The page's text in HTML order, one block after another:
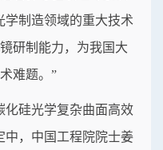
学制造领域的重大技术
研制能力，为我国大
难题。”
化硅光学复杂曲面高效
中，中国工程院院士姜